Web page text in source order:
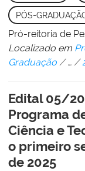
PÓS-
Pró-reitoria de
Localizado em
Graduação /… /
Edital 05/
Programa
Ciência e
o primeiro
de 2025